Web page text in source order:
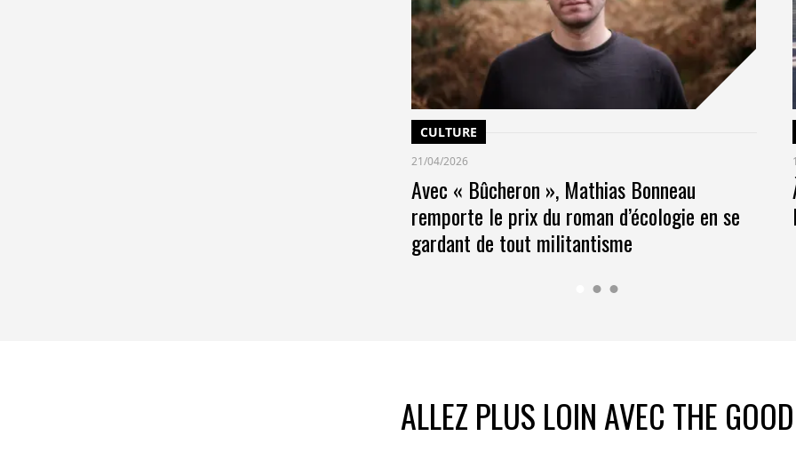
CULTURE
21/04/2026
Avec « Bûcheron », Mathias Bonneau
remporte le prix du roman d’écologie en se
gardant de tout militantisme
ALLEZ PLUS LOIN AVEC THE GOOD